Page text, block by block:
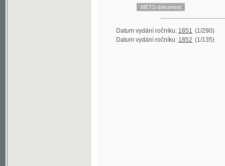
Datum vydání ročníku:1852 (1/135)